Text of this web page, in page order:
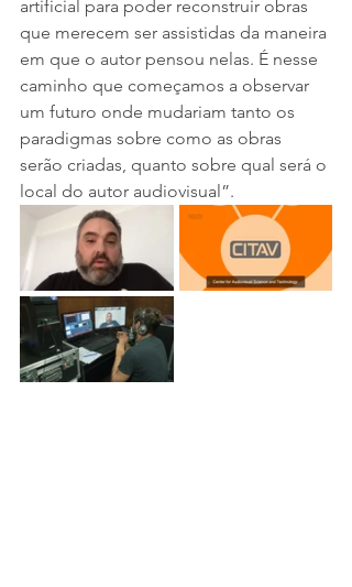
artificial para poder reconstruir obras
que merecem ser assistidas da maneira
em que o autor pensou nelas. É nesse
caminho que começamos a observar
um futuro onde mudariam tanto os
paradigmas sobre como as obras
serão criadas, quanto sobre qual será o
local do autor audiovisual”.